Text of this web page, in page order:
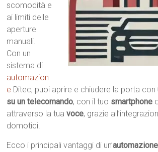
scomodità e
ai limiti delle
aperture
manuali.
Con un
sistema di
automazion
e Ditec, puoi aprire e chiudere la porta con
su un telecomando, con il tuo smartphone
attraverso la tuavoce, grazie
domotici.
Ecco i principali vantaggi di un’